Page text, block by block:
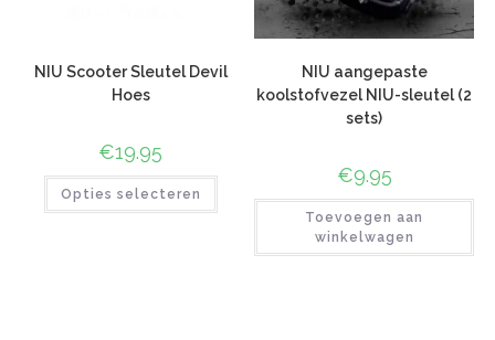
NIU Scooter Sleutel Devil
Hoes
€19.95
Opties selecteren
NIU aangepaste
koolstofvezel NIU-sleutel (2
sets)
€9.95
Toevoegen aan
winkelwagen